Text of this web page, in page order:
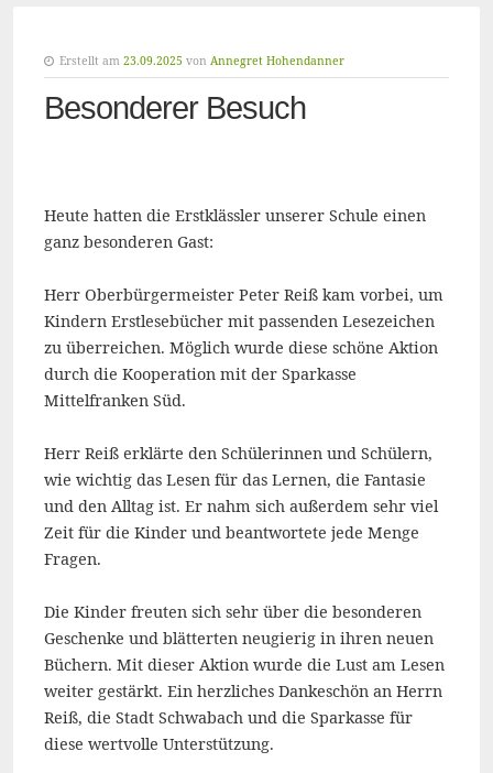
Erstellt am 23.09.2025 von Annegret Hohendanner
Besonderer Besuch
Heute hatten die Erstklässler unserer Schule einen
ganz besonderen Gast:
Herr Oberbürgermeister Peter Reiß kam vorbei, um
Kindern Erstlesebücher mit passenden Lesezeichen
zu überreichen. Möglich wurde diese schöne Aktion
durch die Kooperation mit der Sparkasse
Mittelfranken Süd.
Herr Reiß erklärte den Schülerinnen und Schülern,
wie wichtig das Lesen für das Lernen, die Fantasie
und den Alltag ist. Er nahm sich außerdem sehr viel
Zeit für die Kinder und beantwortete jede Menge
Fragen.
Die Kinder freuten sich sehr über die besonderen
Geschenke und blätterten neugierig in ihren neuen
Büchern. Mit dieser Aktion wurde die Lust am Lesen
weiter gestärkt. Ein herzliches Dankeschön an Herrn
Reiß, die Stadt Schwabach und die Sparkasse für
diese wertvolle Unterstützung.